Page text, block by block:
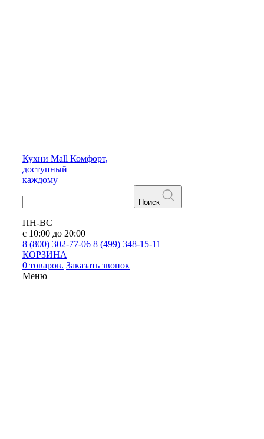
Кухни Mall Комфорт,
доступный
каждому
Поиск
ПН-ВС
с 10:00 до 20:00
8 (800) 302-77-06 8 (499) 348-15-11
КОРЗИНА
0 товаров. Заказать звонок
Меню